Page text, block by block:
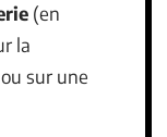
(en
la
sur une